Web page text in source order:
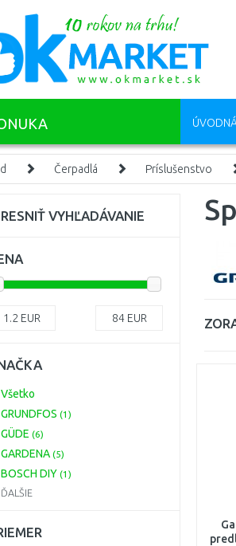
Čerpadlá Príslušenstvo
VYHĽADÁVANIE
1.2 EUR 84EUR
ĎALŠIE
Všetko
GRUNDFOS (1)
GÜDE (6)
GARDENA (5)
BOSCH DIY (1)
KÄRCHER Home